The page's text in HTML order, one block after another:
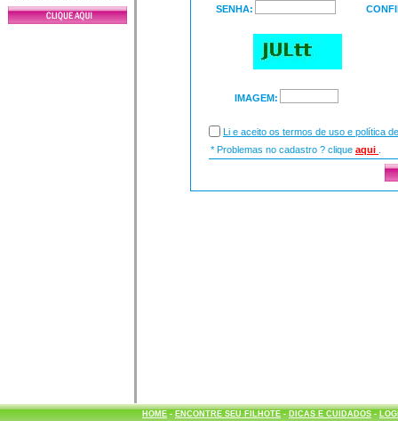
SENHA:
IMAGEM:
Li e aceito os termos de uso e política
* Problemas no cadastro ? clique aqui
HOME- ENCONTRE SEU FILHOTE- DICAS E CUIDADOS-